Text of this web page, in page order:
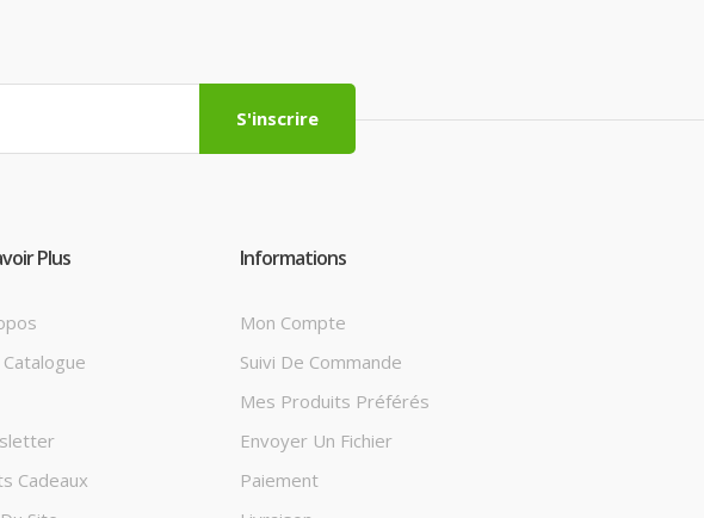
S'inscrire
Plus
Cadeaux
Informations
Mon Compte
Suivi De Commande
Mes Produits Préférés
Envoyer Un Fichier
Paiement